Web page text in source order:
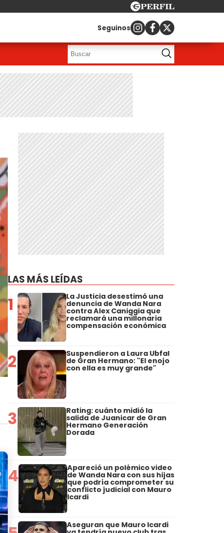
Seguinos
LAS MÁS LEÍDAS
1 La Justicia desestimó una
denuncia de Wanda Nara
contra Alex Caniggia que
reclamará una millonaria
compensación económica
2 Suspendieron a Laura Ubfal
de Gran Hermano: "El enojo
con ella es muy grande"
3 Rating: cuánto midió la
salida de Juanicar de Gran
Hermano Generación
Dorada
4 Apareció un polémico video
de Wanda Nara con sus hijas
que podría comprometer su
conflicto judicial con Mauro
Icardi
Aseguran que Mauro Icardi